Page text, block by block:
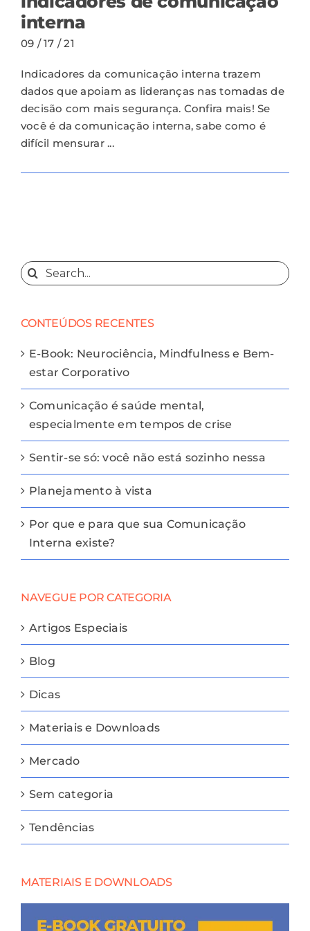
interna
09 / 17 / 21
Indicadores da comunicação interna trazem
dados que apoiam as lideranças nas tomadas de
decisão com mais segurança. Confira mais! Se
você é da comunicação interna, sabe como é
difícil mensurar ...
Search
for:
CONTEÚDOS RECENTES
E-Book: Neurociência, Mindfulness e Bem-
estar Corporativo
Comunicação é saúde mental,
especialmente em tempos de crise
Sentir-se só: você não está sozinho nessa
Planejamento à vista
Por que e para que sua Comunicação
Interna existe?
NAVEGUE POR CATEGORIA
Artigos Especiais
Blog
Dicas
Materiais e Downloads
Mercado
Sem categoria
Tendências
MATERIAIS E DOWNLOADS